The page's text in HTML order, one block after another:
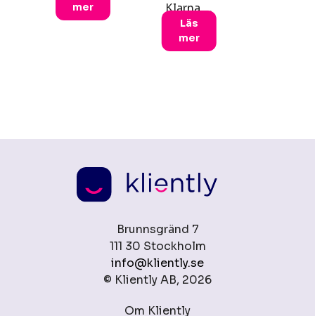
mer
Klarna.…
Läs
mer
Brunnsgränd 7
111 30 Stockholm
info@kliently.se
© Kliently AB, 2026
Om Kliently